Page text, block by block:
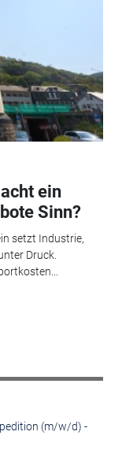
ein
Sinn?
setzt Industrie,
Druck.